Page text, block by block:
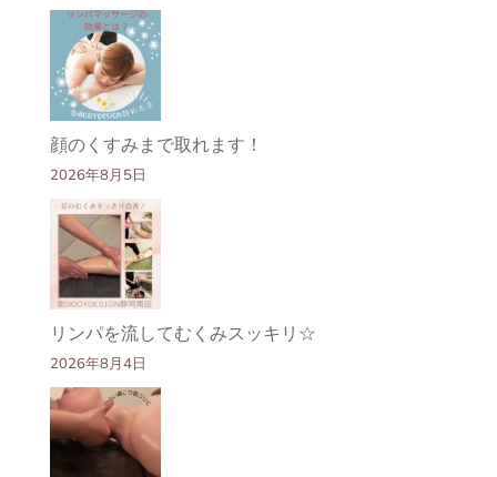
顔のくすみまで取れます！
2026年8月5日
リンパを流してむくみスッキリ☆
2026年8月4日